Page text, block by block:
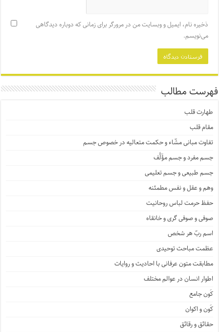
ذخیره نام، ایمیل و وبسایت من در مرورگر برای زمانی که دوباره دیدگاهی
می‌نویسم.
فهرست مطالب
طهارت قلب
مقام قلب
تفاوت مبانی مشّاء و حکمت متعالیه در خصوص جسم
جسم مفرد و جسم مؤَلَّف
جسم طبیعی و جسم تعلیمی
وهم و عقل و نفس مطمئنه
حفظ حرمت لباس روحانیت
صوفی و صوفی گری و خانقاه
اسم ربّ هر شخص
عظمت مباحث توحیدی
مطابقت متون عرفانی با احادیث و روایات
اطوار انسان در عوالم مختلف
کَون جامع
کَون و اکوان
حقائق و رقائق